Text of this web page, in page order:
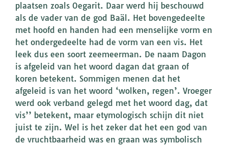
plaatsen zoals Oegarit. Daar werd hij beschouwd
als de vader van de god Baäl. Het bovengedeelte
met hoofd en handen had een menselijke vorm en
het ondergedeelte had de vorm van een vis. Het
leek dus een soort zeemeerman. De naam Dagon
is afgeleid van het woord dagan dat graan of
koren betekent. Sommigen menen dat het
afgeleid is van het woord ‘wolken, regen’. Vroeger
werd ook verband gelegd met het woord dag, dat
vis’’ betekent, maar etymologisch schijn dit niet
juist te zijn. Wel is het zeker dat het een god van
de vruchtbaarheid was en graan was symbolisch